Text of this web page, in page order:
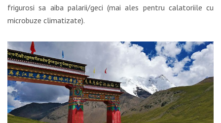
frigurosi sa aiba palarii/geci (mai ales pentru calatoriile cu
microbuze climatizate).